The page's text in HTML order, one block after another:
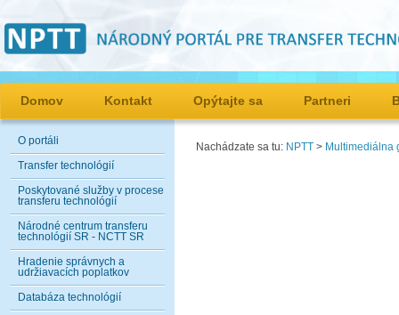
Domov Kontakt Opýtajte sa Partneri
O portáli
Transfer technológií
Poskytované služby v procese
transferu technológií
Národné centrum transferu
technológií SR - NCTT SR
Hradenie správnych a
udržiavacích poplatkov
Databáza technológií
Nachádzate sa tu: NPTT > Multimediálna